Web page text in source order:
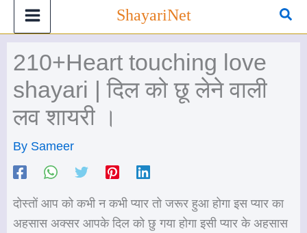
ShayariNet
210+Heart touching love
shayari | दिल को छू लेने वाली
लव शायरी ।
By Sameer
दोस्तों आप को कभी न कभी प्यार तो जरूर हुआ होगा इस प्यार का
अहसास अक्सर आपके दिल को छु गया होगा इसी प्यार के अहसास